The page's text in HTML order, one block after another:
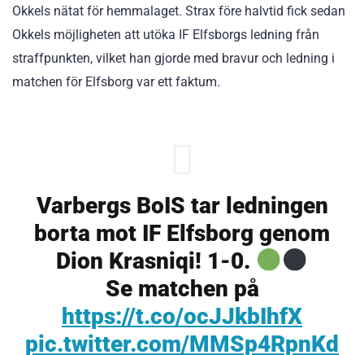
Okkels nätat för hemmalaget. Strax före halvtid fick sedan
Okkels möjligheten att utöka IF Elfsborgs ledning från
straffpunkten, vilket han gjorde med bravur och ledning i
matchen för Elfsborg var ett faktum.
Varbergs BoIS tar ledningen
borta mot IF Elfsborg genom
Dion Krasniqi! 1-0.
Se matchen på
https://t.co/ocJJkbIhfX
pic.twitter.com/MMSp4RpnKd